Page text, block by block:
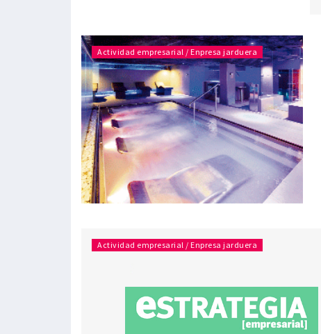
tratamiento de la cr
Actividad empresarial / Enpresa jarduera
Actividad empresarial / Enpresa jarduera